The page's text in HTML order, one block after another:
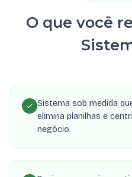
O que você
Sistema sob medida
elimina planilhas e
negócio.